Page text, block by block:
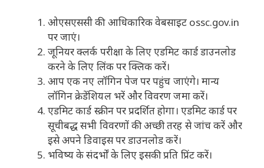
ओएसएससी की आधिकारिक वेबसाइट ossc.gov.in
पर जाएं।
जूनियर क्लर्क परीक्षा के लिए एडमिट कार्ड डाउनलोड
करने के लिए लिंक पर क्लिक करें।
आप एक नए लॉगिन पेज पर पहुंच जाएंगे। मान्य
लॉगिन क्रेडेंशियल भरें और विवरण जमा करें।
एडमिट कार्ड स्क्रीन पर प्रदर्शित होगा। एडमिट कार्ड पर
सूचीबद्ध सभी विवरणों की अच्छी तरह से जांच करें और
इसे अपने डिवाइस पर डाउनलोड करें।
भविष्य के संदर्भों के लिए इसकी प्रति प्रिंट करें।